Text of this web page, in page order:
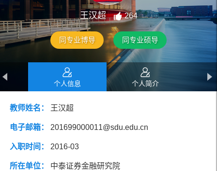
王汉超 264
同专业博导 同专业硕导
个人信息 个人简介
教育经历
社会兼职
教师姓名： 王汉超
电子邮箱： 201699000011@sdu.edu.cn
入职时间： 2016-03
所在单位： 中泰证券金融研究院